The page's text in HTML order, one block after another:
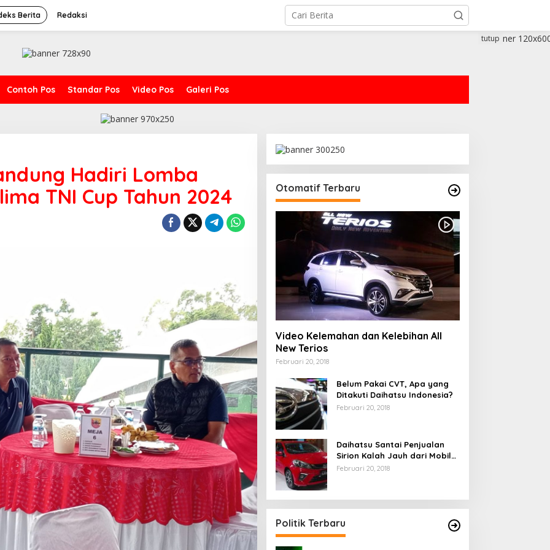
Berita Redaksi
Contoh Pos Standar Pos Video Pos Galeri Pos
tutup
Hadiri Lomba
TNI Cup Tahun 2024
Otomatif Terbaru
Video Kelemahan dan Kelebihan All
New Terios
Februari 20, 2018
Belum Pakai CVT, Apa yang
Ditakuti Daihatsu Indonesia?
Februari 20, 2018
Daihatsu Santai Penjualan
Sirion Kalah Jauh dari Mobil
LCGC
Februari 20, 2018
Politik Terbaru